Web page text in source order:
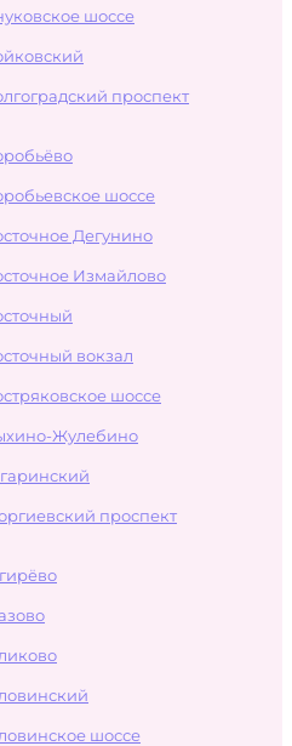
шоссе
проспект
шоссе
Дегунино
Измайлово
вокзал
шоссе
Жулебино
проспект
шоссе